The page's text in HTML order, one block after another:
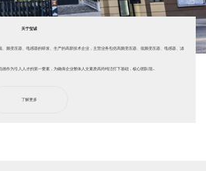
关于玺诚
频变压器、电感器的研发、生产的高新技术企业，主营业务包括高频变压器、低频变压器、电感器、滤
作为引入人才的第一要素，为确保企业整体人文素质高尚纯洁打下基础，核心团队现...
了解更多